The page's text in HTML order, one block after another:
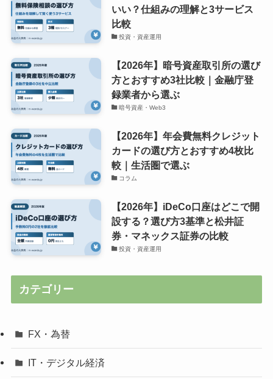
いい？仕組みの理解と3サービス
比較
投資・資産運用
【2026年】暗号資産取引所の選び
方とおすすめ3社比較｜金融庁登
録業者から選ぶ
暗号資産・Web3
【2026年】年会費無料クレジット
カードの選び方とおすすめ4枚比
較｜生活圏で選ぶ
コラム
【2026年】iDeCo口座はどこで開
設する？選び方3基準と松井証
券・マネックス証券の比較
投資・資産運用
カテゴリー
FX・為替
IT・デジタル経済